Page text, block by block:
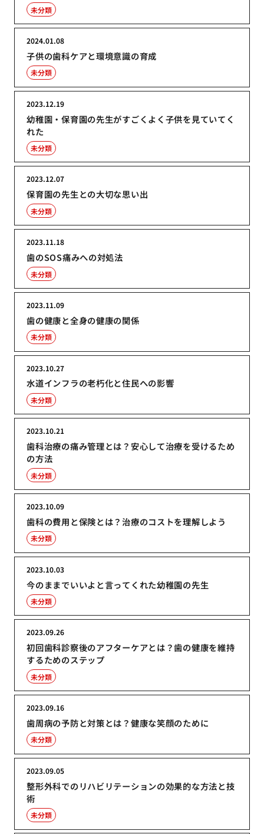
未分類
子供の歯科ケアと環境意識の育成
2024.01.08
未分類
幼稚園・保育園の先生がすごくよく子供を見ていてく
れた
2023.12.19
未分類
保育園の先生との大切な思い出
2023.12.07
未分類
歯のSOS痛みへの対処法
2023.11.18
未分類
歯の健康と全身の健康の関係
2023.11.09
未分類
水道インフラの老朽化と住民への影響
2023.10.27
未分類
歯科治療の痛み管理とは？安心して治療を受けるため
の方法
2023.10.21
未分類
歯科の費用と保険とは？治療のコストを理解しよう
2023.10.09
未分類
今のままでいいよと言ってくれた幼稚園の先生
2023.10.03
未分類
初回歯科診察後のアフターケアとは？歯の健康を維持
するためのステップ
2023.09.26
未分類
歯周病の予防と対策とは？健康な笑顔のために
2023.09.16
未分類
整形外科でのリハビリテーションの効果的な方法と技
術
2023.09.05
未分類